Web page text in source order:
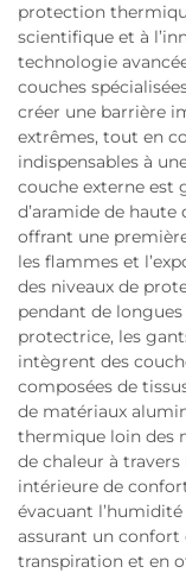
protection
scientifique et à
technologie
couches
créer une barrière
extrêmes, tout en
indispensables à
couche externe est
d’aramide de
offrant une
les flammes et
des niveaux de
pendant de
protectrice, les
intègrent des
composées de
de matériaux
thermique loin des
de chaleur à
intérieure de
évacuant
assurant un
transpiration et en